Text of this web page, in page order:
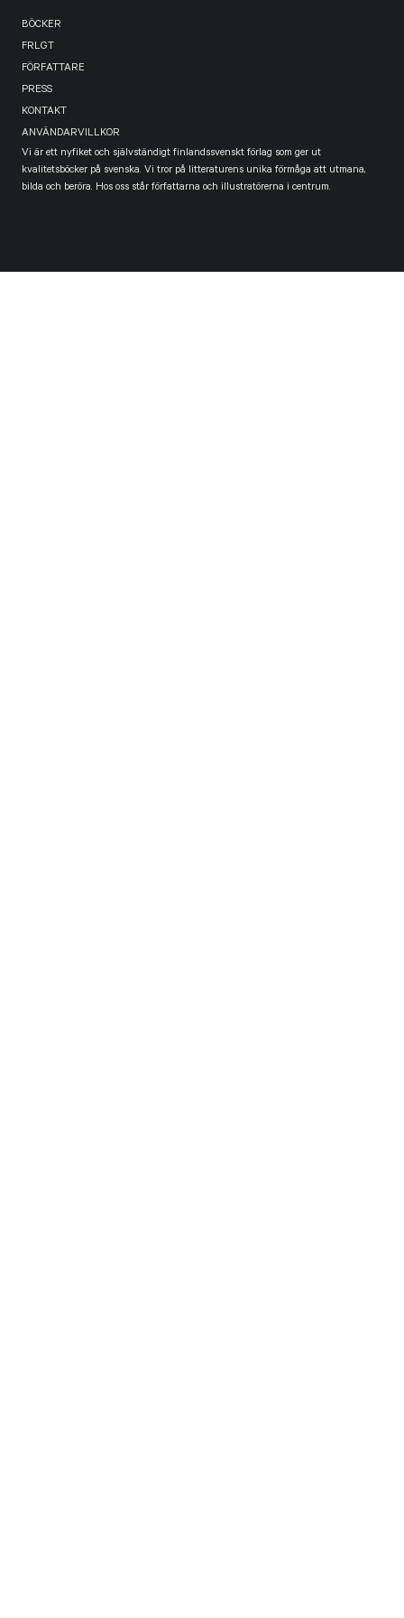
BÖCKER
FRLGT
FÖRFATTARE
PRESS
KONTAKT
ANVÄNDARVILLKOR
Vi är ett nyfiket och självständigt finlandssvenskt förlag som ger ut
kvalitetsböcker på svenska. Vi tror på litteraturens unika förmåga att utmana,
bilda och beröra. Hos oss står författarna och illustratörerna i centrum.